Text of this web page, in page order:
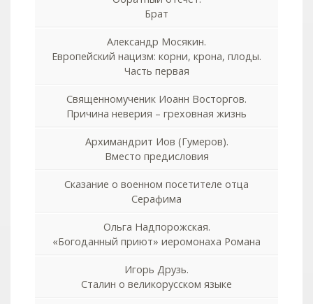
Брат
Александр Мосякин.
Европейский нацизм: корни, крона, плоды.
Часть первая
Священномученик Иоанн Восторгов.
Причина неверия – греховная жизнь
Архимандрит Иов (Гумеров).
Вместо предисловия
Сказание о военном посетителе отца
Серафима
Ольга Надпорожская.
«Богоданный приют» иеромонаха Романа
Игорь Друзь.
Сталин о великорусском языке